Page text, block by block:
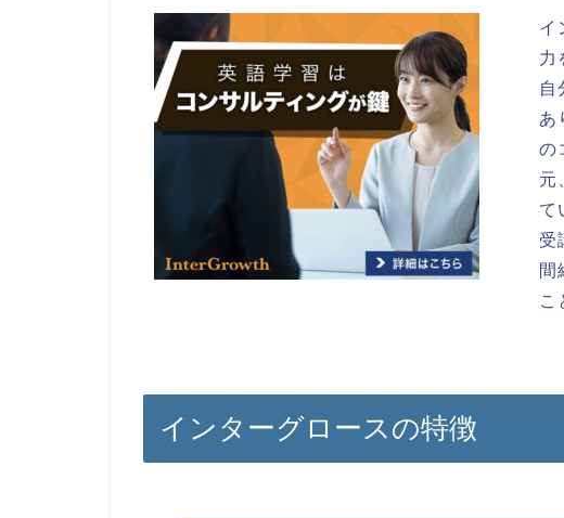
イ
力
自
あ
の
元
て
受
間
こ
インターグロースの特徴